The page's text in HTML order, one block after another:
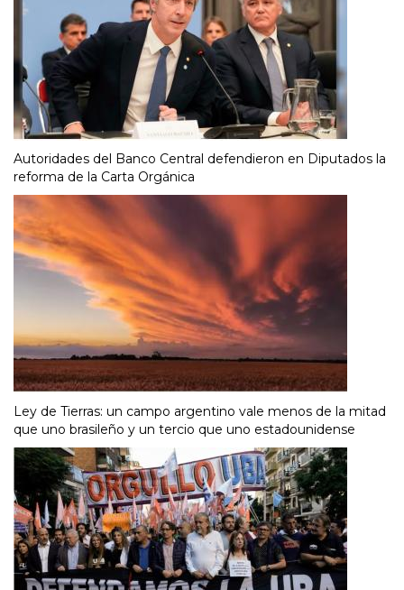
Autoridades del Banco Central defendieron en Diputados la
reforma de la Carta Orgánica
Ley de Tierras: un campo argentino vale menos de la mitad
que uno brasileño y un tercio que uno estadounidense